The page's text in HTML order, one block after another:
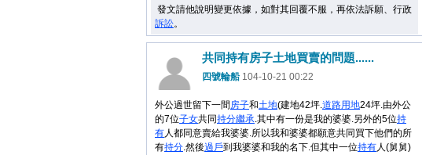
發文請他說明變更依據，如對其回覆不服，再依法訴願、行政
訴訟。
共同持有房子土地買賣的問題......
四號輪船104-10-21 00:22
外公過世留下一間房子和土地(建地42坪.道路用地24坪.由外公
的7位子女共同持分繼承.其中有一份是我的婆婆.另外的5位持
有人都同意賣給我婆婆.所以我和婆婆都願意共同買下他們的所
有持分.然後過戶到我婆婆和我的名下.但其中一位持有人(舅舅)